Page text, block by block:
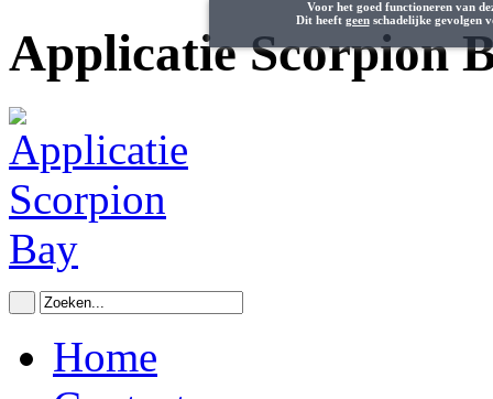
Voor het goed functioneren van
Dit heeft geenschadelijke gevolgen
Applicatie Scorpion
Home